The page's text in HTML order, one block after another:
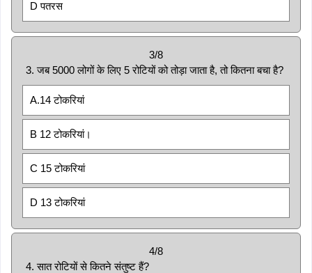
D पतरस
3/8
3. जब 5000 लोगों के लिए 5 रोटियों को तोड़ा जाता है, तो कितना बचा है?
A.14 टोकरियां
B 12 टोकरियां।
C 15 टोकरियां
D 13 टोकरियां
4/8
4. सात रोटियों से कितने संतुष्ट हैं?